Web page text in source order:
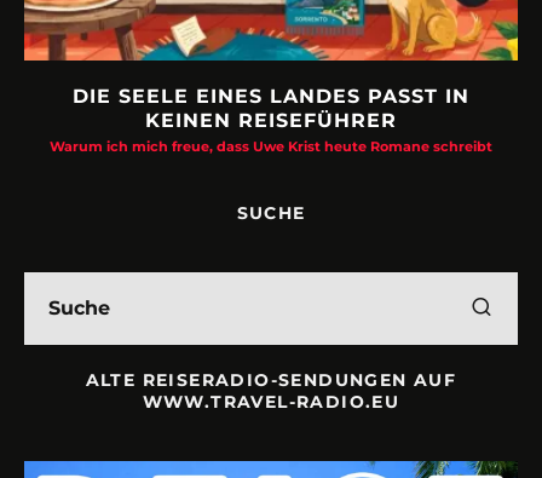
DIE SEELE EINES LANDES PASST IN
KEINEN REISEFÜHRER
Warum ich mich freue, dass Uwe Krist heute Romane schreibt
SUCHE
ALTE REISERADIO-SENDUNGEN AUF
WWW.TRAVEL-RADIO.EU